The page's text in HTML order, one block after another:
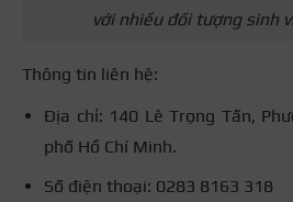
với nhiều đối tượng sinh
Thông tin liên hệ:
Địa chỉ: 140 Lê Trọng Tấn,
phố Hồ Chí Minh.
Số điện thoại: 0283 8163 318